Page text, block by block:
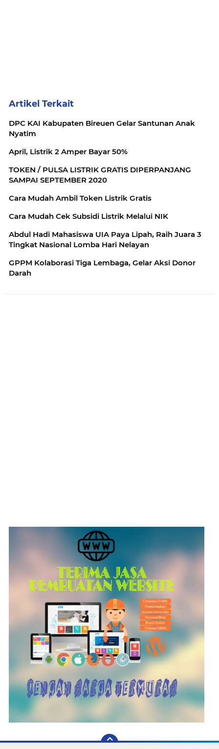
Artikel Terkait
DPC KAI Kabupaten Bireuen Gelar Santunan Anak
Nyatim
April, Listrik 2 Amper Bayar 50%
TOKEN / PULSA LISTRIK GRATIS DIPERPANJANG
SAMPAI SEPTEMBER 2020
Cara Mudah Ambil Token Listrik Gratis
Cara Mudah Cek Subsidi Listrik Melalui NIK
Abdul Hadi Mahasiswa UIA Paya Lipah, Raih Juara 3
Tingkat Nasional Lomba Hari Nelayan
GPPM Kolaborasi Tiga Lembaga, Gelar Aksi Donor
Darah